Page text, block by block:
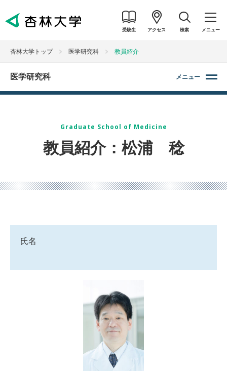
受験生 アクセス 検索 メニュー
杏林大学トップ 医学研究科 教員紹介
医学研究科 メニュー
Graduate School of Medicine
教員紹介：松浦 稔
氏名